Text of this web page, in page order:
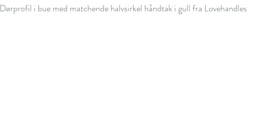
Dørprofil i bue med matchende halvsirkel håndtak i gull fra Lovehandles